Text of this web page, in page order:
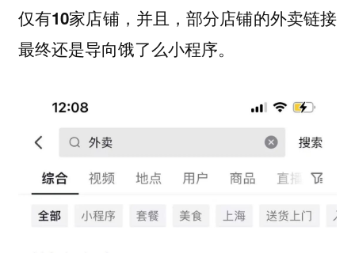
仅有10家店铺，并且，部分店铺的外卖链接
最终还是导向饿了么小程序。